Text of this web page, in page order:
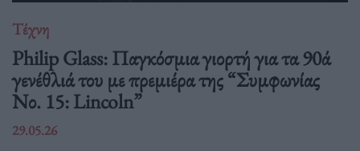
Τέχνη
Philip Glass: Παγκόσμια γιορτή για τα 90ά
γενέθλιά του με πρεμιέρα της “Συμφωνίας
Νο. 15: Lincoln”
29.05.26